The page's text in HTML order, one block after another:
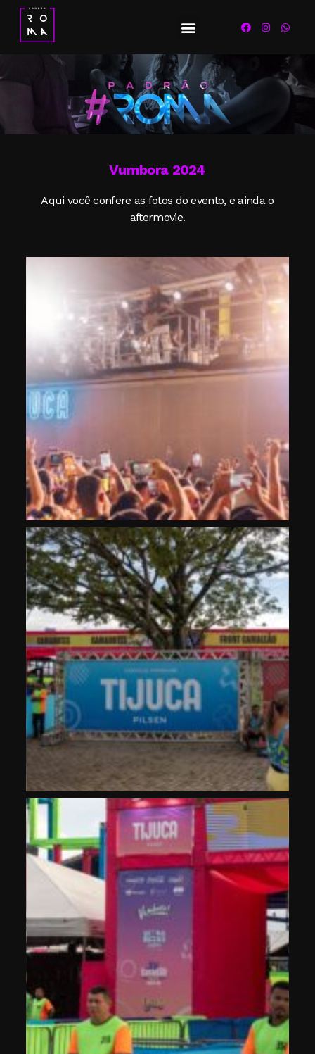
Vumbora 2024
Aqui você confere as fotos do evento, e ainda o
aftermovie.